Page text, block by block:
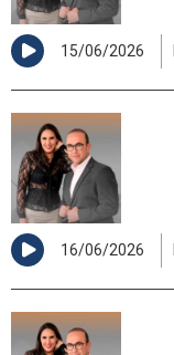
15/06/2026
16/06/2026